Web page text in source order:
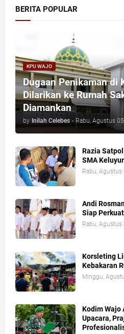
BERITA POPULAR
KPU WAJO
Dugaan Penikaman di
Dilarikan ke Rumah
Diamankan
by Inilah Celebes - Rabu, Agustus
Razia
SMA
Rabu, Agustus
Andi
Siap
Rabu, Agustus
Korsleting
Kebakaran
Minggu,
Kodim Wajo
Upacara,